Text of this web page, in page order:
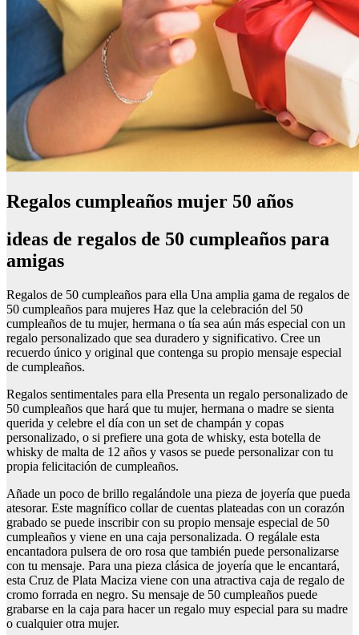
Regalos cumpleaños mujer 50 años
ideas de regalos de 50 cumpleaños para
amigas
Regalos de 50 cumpleaños para ella Una amplia gama de regalos de
50 cumpleaños para mujeres Haz que la celebración del 50
cumpleaños de tu mujer, hermana o tía sea aún más especial con un
regalo personalizado que sea duradero y significativo. Cree un
recuerdo único y original que contenga su propio mensaje especial
de cumpleaños.
Regalos sentimentales para ella Presenta un regalo personalizado de
50 cumpleaños que hará que tu mujer, hermana o madre se sienta
querida y celebre el día con un set de champán y copas
personalizado, o si prefiere una gota de whisky, esta botella de
whisky de malta de 12 años y vasos se puede personalizar con tu
propia felicitación de cumpleaños.
Añade un poco de brillo regalándole una pieza de joyería que pueda
atesorar. Este magnífico collar de cuentas plateadas con un corazón
grabado se puede inscribir con su propio mensaje especial de 50
cumpleaños y viene en una caja personalizada. O regálale esta
encantadora pulsera de oro rosa que también puede personalizarse
con tu mensaje. Para una pieza clásica de joyería que le encantará,
esta Cruz de Plata Maciza viene con una atractiva caja de regalo de
cromo forrada en negro. Su mensaje de 50 cumpleaños puede
grabarse en la caja para hacer un regalo muy especial para su madre
o cualquier otra mujer.